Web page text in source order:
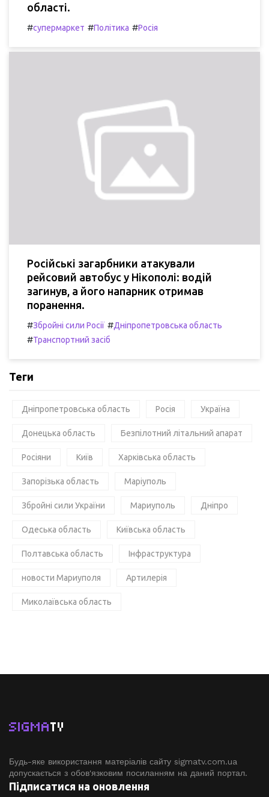
області.
#супермаркет #Політика #Росія
Російські загарбники атакували
рейсовий автобус у Нікополі: водій
загинув, а його напарник отримав
поранення.
#Збройні сили Росії #Дніпропетровська область
#Транспортний засіб
Теги
Дніпропетровська область Росія Україна
Донецька область Безпілотний літальний апарат
Росіяни Київ Харківська область
Запорізька область Маріуполь
Збройні сили України Мариуполь Дніпро
Одеська область Київська область
Полтавська область Інфраструктура
новости Мариуполя Артилерія
Миколаївська область
SIGMATV
Будь-яке використання матеріалів сайту sigmatv.com.ua
допускається з обов'язковим посиланням на даний портал.
Підписатися на оновлення